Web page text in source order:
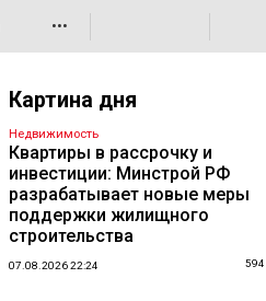
•••
Картина дня
Недвижимость
Квартиры в рассрочку и
инвестиции: Минстрой РФ
разрабатывает новые меры
поддержки жилищного
строительства
07.08.2026 22:24 594